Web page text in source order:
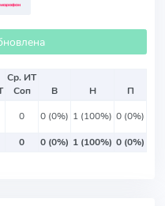
Ср. ИТ
Соп
В Н
П
0 0 (0%) 1 (100%) 0 (0%)
0 0 (0%) 1 (100%) 0 (0%)